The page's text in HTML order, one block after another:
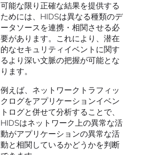
可能な限り正確な結果を提供する
ためには、HIDSは異なる種類のデ
ータソースを連携・相関させる必
要があります。これにより、潜在
的なセキュリティイベントに関す
るより深い文脈の把握が可能とな
ります。
例えば、ネットワークトラフィッ
クログをアプリケーションイベン
トログと併せて分析することで、
HIDSはネットワーク上の異常な活
動がアプリケーションの異常な活
動と相関しているかどうかを判断